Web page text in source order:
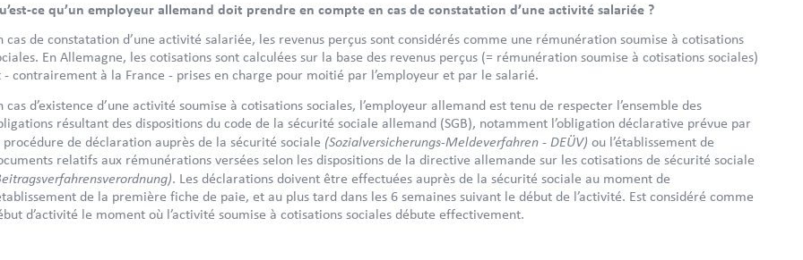
ce qu’un employeur allemand doit prendre en compte en cas de constatation d’une activité salariée ?
cas de constatation d’une activité salariée, les revenus perçus sont considérés comme une rémunération soumise à cotisations
En Allemagne, les cotisations sont calculées sur la base des revenus perçus (= rémunération soumise à cotisations sociales)
- contrairement à la France - prises en charge pour moitié par l’employeur et par le salarié.
cas d’existence d’une activité soumise à cotisations sociales, l’employeur allemand est tenu de respecter l’ensemble des
résultant des dispositions du code de la sécurité sociale allemand (SGB), notamment l’obligation déclarative prévue par
procédure de déclaration auprès de la sécurité sociale (Sozialversicherungs-Meldeverfahren - DEÜV) ou l’établissement de
relatifs aux rémunérations versées selon les dispositions de la directive allemande sur les cotisations de sécurité sociale
. Les déclarations doivent être effectuées auprès de la sécurité sociale au moment de
de la première fiche de paie, et au plus tard dans les 6 semaines suivant le début de l’activité. Est considéré comme
d’activité le moment où l’activité soumise à cotisations sociales débute effectivement.